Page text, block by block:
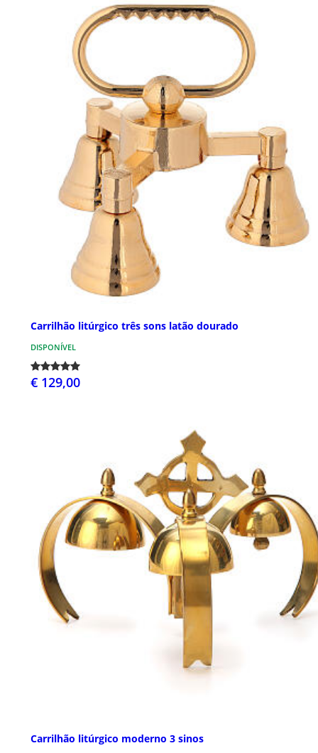
Carrilhão litúrgico três sons latão dourado
DISPONÍVEL
€ 129,00
Carrilhão litúrgico moderno 3 sinos